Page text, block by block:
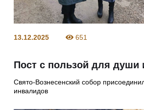
13.12.2025 651
Пост с пользой для души
Свято-Вознесенский собор
инвалидов